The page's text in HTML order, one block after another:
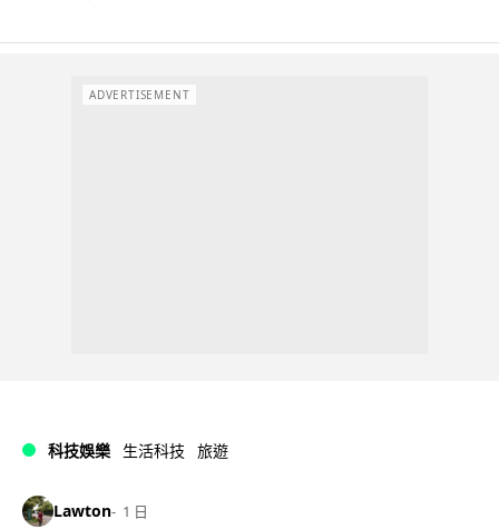
ADVERTISEMENT
科技娛樂 生活科技 旅遊
Lawton 1 日